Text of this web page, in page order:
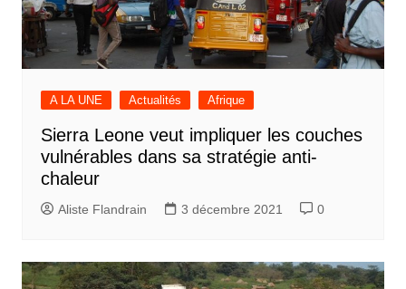
A LA UNE Actualités Afrique
Sierra Leone veut impliquer les couches
vulnérables dans sa stratégie anti-
chaleur
Aliste Flandrain 3 décembre 2021 0